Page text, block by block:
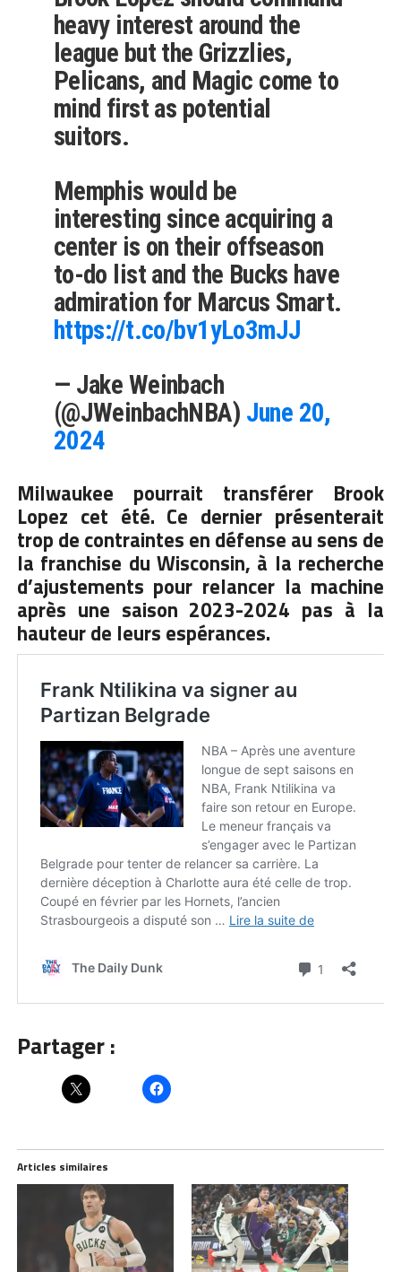
heavy interest around the
league but the Grizzlies,
Pelicans, and Magic come to
mind first as potential
suitors.
Memphis would be
interesting since acquiring a
center is on their offseason
to-do list and the Bucks have
admiration for Marcus Smart.
https://t.co/bv1yLo3mJJ
— Jake Weinbach
(@JWeinbachNBA) June 20,
2024
Milwaukee pourrait transférer Brook
Lopez cet été. Ce dernier présenterait
trop de contraintes en défense au sens de
la franchise du Wisconsin, à la recherche
d’ajustements pour relancer la machine
après une saison 2023-2024 pas à la
hauteur de leurs espérances.
Partager :
Articles similaires